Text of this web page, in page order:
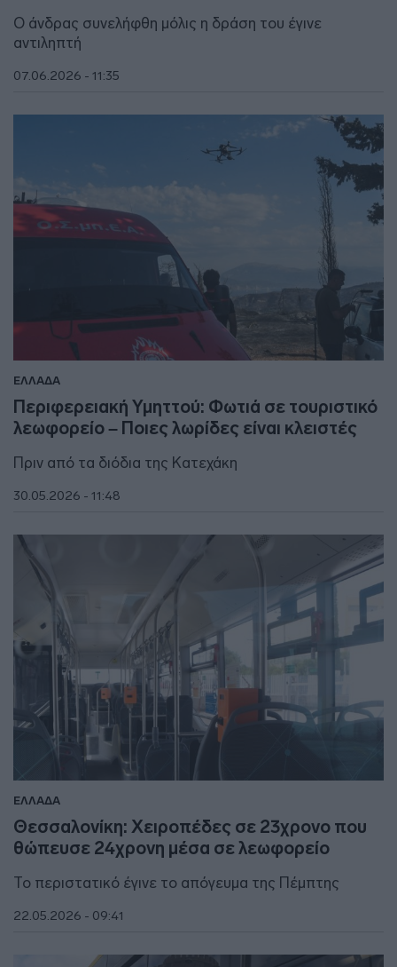
Ο άνδρας συνελήφθη μόλις η δράση του έγινε
αντιληπτή
07.06.2026 - 11:35
ΕΛΛΑΔΑ
Περιφερειακή Υμηττού: Φωτιά σε τουριστικό
λεωφορείο – Ποιες λωρίδες είναι κλειστές
Πριν από τα διόδια της Κατεχάκη
30.05.2026 - 11:48
ΕΛΛΑΔΑ
Θεσσαλονίκη: Χειροπέδες σε 23χρονο που
θώπευσε 24χρονη μέσα σε λεωφορείο
Το περιστατικό έγινε το απόγευμα της Πέμπτης
22.05.2026 - 09:41